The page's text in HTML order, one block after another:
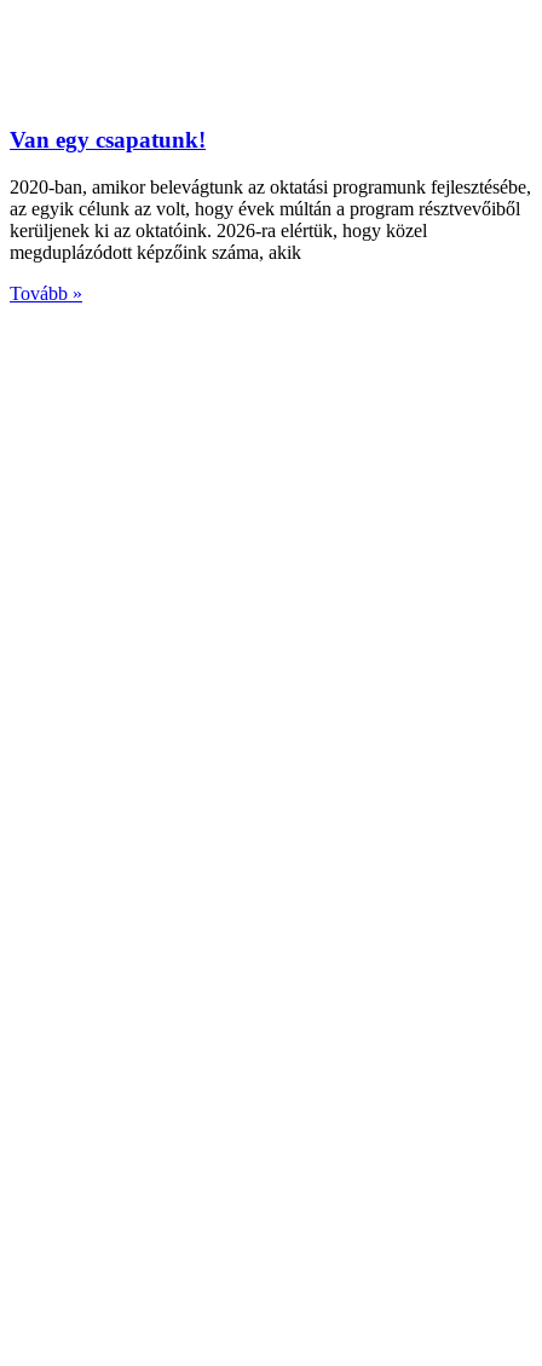
Van egy csapatunk!
2020-ban, amikor belevágtunk az oktatási programunk fejlesztésébe,
az egyik célunk az volt, hogy évek múltán a program résztvevőiből
kerüljenek ki az oktatóink. 2026-ra elértük, hogy közel
megduplázódott képzőink száma, akik
Tovább »